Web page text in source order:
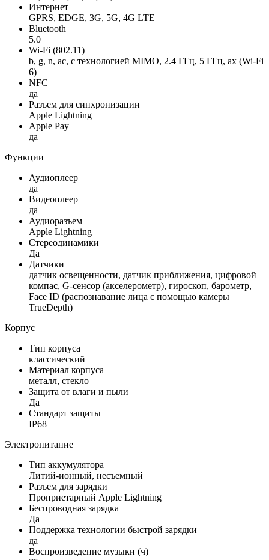
Интернет
GPRS, EDGE, 3G, 5G, 4G LTE
Bluetooth
5.0
Wi-Fi (802.11)
b, g, n, ac, с технологией MIMO, 2.4 ГГц, 5 ГГц, ax (Wi-Fi
6)
NFC
да
Разъем для синхронизации
Apple Lightning
Apple Pay
да
Функции
Аудиоплеер
да
Видеоплеер
да
Аудиоразъем
Apple Lightning
Стереодинамики
Да
Датчики
датчик освещенности, датчик приближения, цифровой
компас, G-сенсор (акселерометр), гироскоп, барометр,
Face ID (распознавание лица с помощью камеры
TrueDepth)
Корпус
Тип корпуса
классический
Материал корпуса
металл, стекло
Защита от влаги и пыли
Да
Стандарт защиты
IP68
Электропитание
Тип аккумулятора
Литий-ионный, несъемный
Разъем для зарядки
Проприетарный Apple Lightning
Беспроводная зарядка
Да
Поддержка технологии быстрой зарядки
да
Воспроизведение музыки (ч)